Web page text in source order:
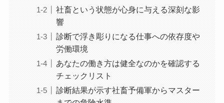
社畜という状態が心身に与える深刻な影
響
診断で浮き彫りになる仕事への依存度や
労働環境
あなたの働き方は健全なのかを確認する
チェックリスト
診断結果が示す社畜予備軍からマスター